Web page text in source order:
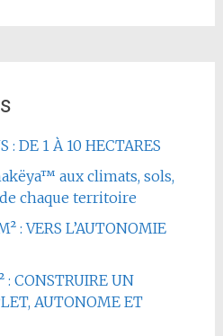
: DE 1 À 10 HECTARES
aux climats, sols,
chaque territoire
: VERS L’AUTONOMIE
: CONSTRUIRE UN
AUTONOME ET